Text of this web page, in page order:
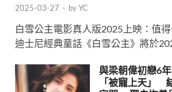
2025-03-27 - byYC
白雪公主電影真人版2025上映：值得
迪士尼經典童話《白雪公主》將於
與梁朝偉初戀6
「被寵上天」